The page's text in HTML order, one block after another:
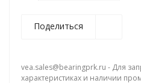
Поделиться
vea.sales@bearingprk.ru - Для
характеристиках и наличии